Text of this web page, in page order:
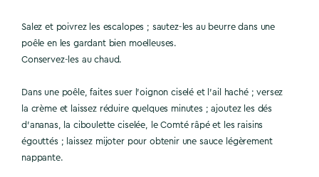
Salez et poivrez les escalopes ; sautez-les au beurre dans une
poêle en les gardant bien moelleuses.
Conservez-les au chaud.
Dans une poêle, faites suer l’oignon ciselé et l’ail haché ; versez
la crème et laissez réduire quelques minutes ; ajoutez les dés
d’ananas, la ciboulette ciselée, le Comté râpé et les raisins
égouttés ; laissez mijoter pour obtenir une sauce légèrement
nappante.